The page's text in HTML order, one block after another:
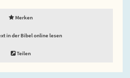
Merken
in der Bibel online lesen
Teilen